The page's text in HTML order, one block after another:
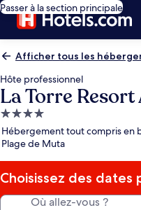
Passer à la section principale
Afficher tous les
Hôte professionnel
La Torre
Hébergement
4.0 étoiles
Hébergement tout compris en
Plage de Muta
Choisissez des dates
Où allez-vous ?